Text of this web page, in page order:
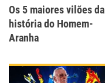
Os 5 maiores vilões da
história do Homem-
Aranha